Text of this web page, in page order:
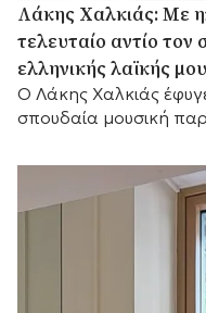
Λάκης Χαλκιάς: Με
τελευταίο αντίο
ελληνικής λαϊκής
Ο Λάκης Χαλκιάς
σπουδαία μουσική